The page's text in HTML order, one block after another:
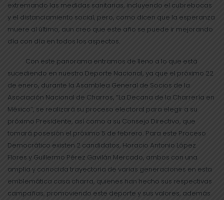
extremando las medidas sanitarias, incluyendo el cubrebocas
y el distanciamiento social, pero, como dicen que la esperanza
muere al último, aun creo que este año se puede ir mejorando
día con día en todos los aspectos.
Con este panorama entramos de lleno a lo que está
sucediendo en nuestro Deporte Nacional, ya que el próximo 22
de enero, durante la Asamblea General de Socios de la
Asociación Nacional de Charros, “La Decana de la Charrería en
México”, se realizará su proceso electoral para elegir a su
próximo Presidente, así como a su Consejo Directivo, que
tomará posesión el próximo 5 de febrero. Para este Proceso
Democrático existen 2 candidatos, Horacio Antonio López
Flores y Guillermo Pérez Gavilán Mercado, ambos con una
amplia y conocida trayectoria de varias generaciones en esta
emblemática casa charra, quienes han hecho sus respectivas
campañas, promoviendo este deporte y sus valores, además